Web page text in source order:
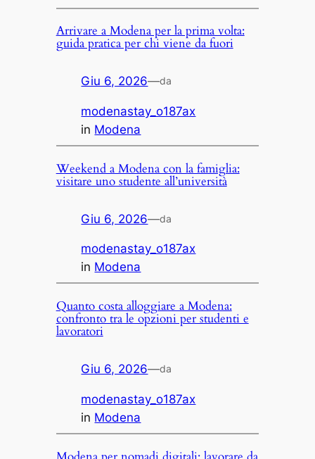
Arrivare a Modena per la prima volta:
guida pratica per chi viene da fuori
Giu 6, 2026—da
modenastay_o187ax
in Modena
Weekend a Modena con la famiglia:
visitare uno studente all’università
Giu 6, 2026—da
modenastay_o187ax
in Modena
Quanto costa alloggiare a Modena:
confronto tra le opzioni per studenti e
lavoratori
Giu 6, 2026—da
modenastay_o187ax
in Modena